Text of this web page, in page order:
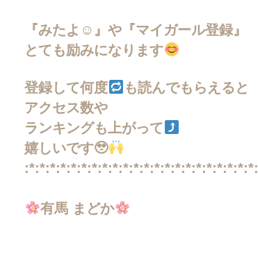
『みたよ☺︎』や『マイガール登録』
とても励みになります
登録して何度
も読んでもらえると
アクセス数や
ランキングも上がって
嬉しいです🥹
:*:*:*:*:*:*:*:*:*:*:*:*:*:*:*:*:*:*:*:*:*:*:
有馬 まどか